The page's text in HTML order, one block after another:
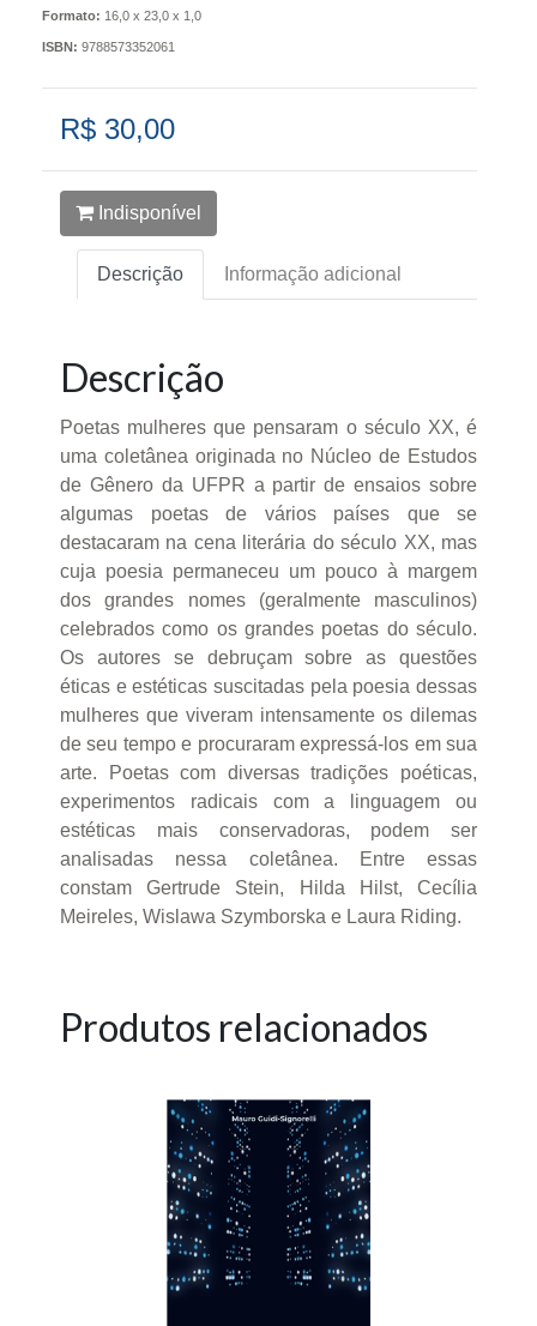
Formato: 16,0 x 23,0 x 1,0
ISBN: 9788573352061
R$ 30,00
Indisponível
Descrição Informação adicional
Descrição
Poetas mulheres que pensaram o século XX, é
uma coletânea originada no Núcleo de Estudos
de Gênero da UFPR a partir de ensaios sobre
algumas poetas de vários países que se
destacaram na cena literária do século XX, mas
cuja poesia permaneceu um pouco à margem
dos grandes nomes (geralmente masculinos)
celebrados como os grandes poetas do século.
Os autores se debruçam sobre as questões
éticas e estéticas suscitadas pela poesia dessas
mulheres que viveram intensamente os dilemas
de seu tempo e procuraram expressá-los em sua
arte. Poetas com diversas tradições poéticas,
experimentos radicais com a linguagem ou
estéticas mais conservadoras, podem ser
analisadas nessa coletânea. Entre essas
constam Gertrude Stein, Hilda Hilst, Cecília
Meireles, Wislawa Szymborska e Laura Riding.
Produtos relacionados